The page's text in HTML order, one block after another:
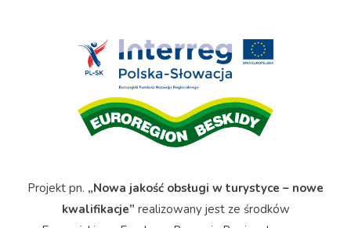
Projekt pn. „Nowa jakość obsługi w turystyce – nowe
kwalifikacje” realizowany jest ze środków